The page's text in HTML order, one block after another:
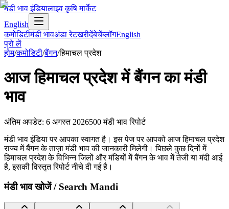
मंडी भाव इंडियालाइव कृषि मार्केट
English
कमोडिटीमंडी भावअंडा रेटखरीदेंबेचेंब्लॉगEnglish
प्रो लें
होम/कमोडिटी/बैंगन/हिमाचल प्रदेश
आजहिमाचल प्रदेशमेंबैंगनका मंडी
भाव
अंतिम अपडेट: 6 अगस्त 2026500 मंडी भाव रिपोर्ट
मंडी भाव इंडिया पर आपका स्वागत है। इस पेज पर आपको आज हिमाचल प्रदेश
राज्य में बैंगन के ताज़ा मंडी भाव की जानकारी मिलेगी। पिछले कुछ दिनों में
हिमाचल प्रदेश के विभिन्न जिलों और मंडियों में बैंगन के भाव में तेजी या मंदी आई
है, इसकी विस्तृत रिपोर्ट नीचे दी गई है।
मंडी भाव खोजें / Search Mandi